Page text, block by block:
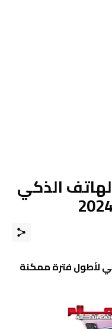
الذكي
لأطول فترة ممكنة